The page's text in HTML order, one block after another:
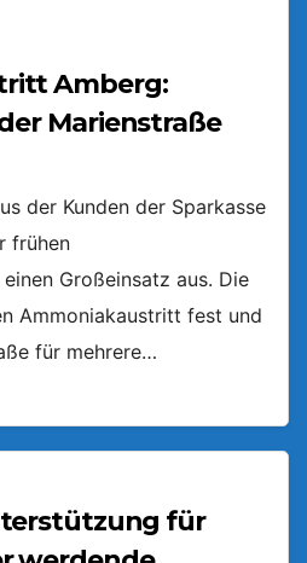
Amberg:
Marienstraße
der Kunden der Sparkasse
frühen
Großeinsatz aus. Die
Ammoniakaustritt fest und
für mehrere…
für